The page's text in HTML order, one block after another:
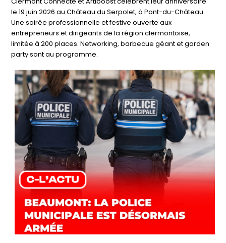
le 19 juin 2026 au Château du Serpolet, à Pont-du-Château.
Une soirée professionnelle et festive ouverte aux
entrepreneurs et dirigeants de la région clermontoise,
limitée à 200 places. Networking, barbecue géant et garden
party sont au programme.